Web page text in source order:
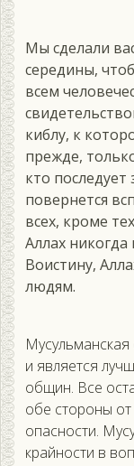
Мы сделали
середины,
всем
киблу, к
прежде,
кто
повернется
всех, кроме
Аллах
Воистину,
людям.
и является
общин. Все
обе стороны от
опасности.
крайности в